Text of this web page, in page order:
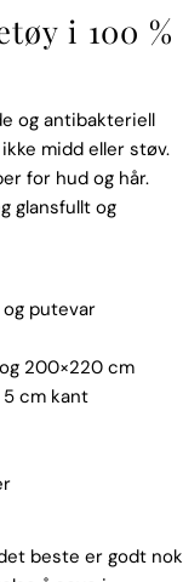
i 100 %
og antibakteriell
midd eller støv.
for hud og hår.
glansfullt og
putevar
200×220 cm
cm kant
beste er godt nok